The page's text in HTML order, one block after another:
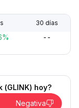
30 días
--
(GLINK) hoy?
Negativa